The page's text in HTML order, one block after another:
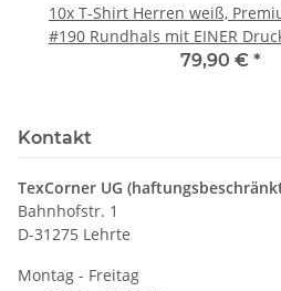
10x T-Shirt Herren weiß,
#190 Rundhals mit EINER
79,90 € *
Kontakt
TexCorner UG
Bahnhofstr. 1
D-31275 Lehrte
Montag - Freitag